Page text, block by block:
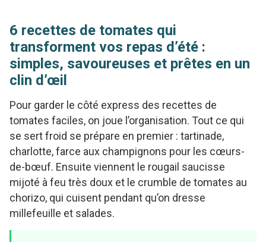
6 recettes de tomates qui
transforment vos repas d’été :
simples, savoureuses et prêtes en un
clin d’œil
Pour garder le côté express des recettes de
tomates faciles, on joue l’organisation. Tout ce qui
se sert froid se prépare en premier : tartinade,
charlotte, farce aux champignons pour les cœurs-
de-bœuf. Ensuite viennent le rougail saucisse
mijoté à feu très doux et le crumble de tomates au
chorizo, qui cuisent pendant qu’on dresse
millefeuille et salades.